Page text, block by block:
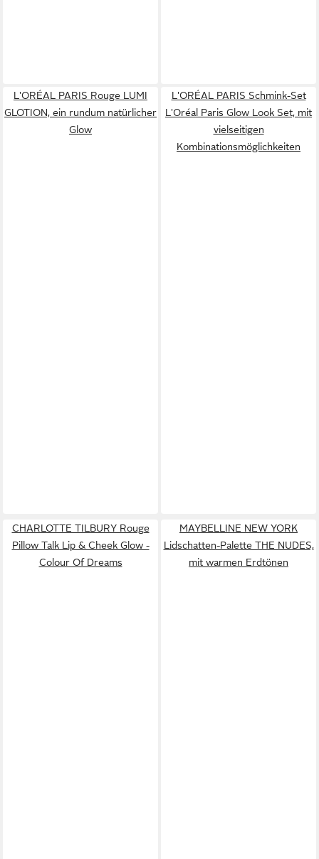
L'ORÉAL PARIS Rouge LUMI
GLOTION, ein rundum natürlicher
Glow
L'ORÉAL PARIS Schmink-Set
L'Oréal Paris Glow Look Set, mit
vielseitigen
Kombinationsmöglichkeiten
CHARLOTTE TILBURY Rouge
Pillow Talk Lip & Cheek Glow -
Colour Of Dreams
MAYBELLINE NEW YORK
Lidschatten-Palette THE NUDES,
mit warmen Erdtönen